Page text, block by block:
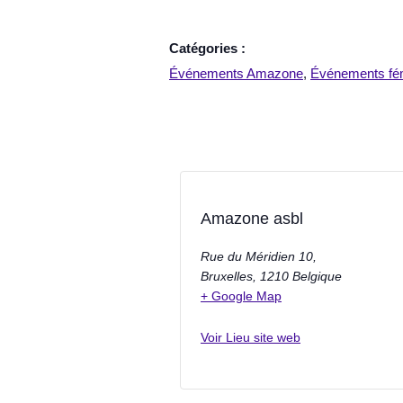
Catégories :
Événements Amazone, Événements
Amazone asbl
Rue du Méridien 10,
Bruxelles
1210 Belgique
+ Google Map
Voir Lieu site web